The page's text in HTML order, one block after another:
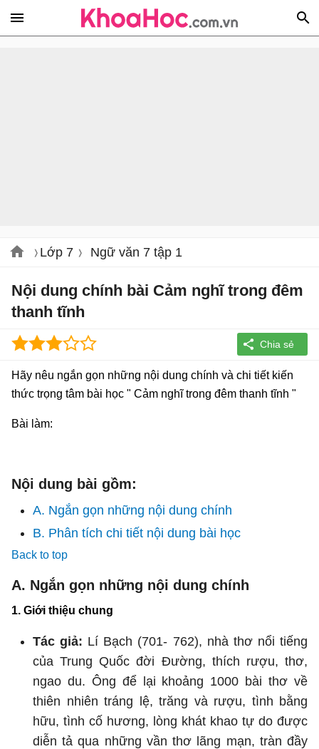
Lớp 7 Ngữ văn 7 tập 1
Nội dung chính bài Cảm nghĩ trong đêm
thanh tĩnh
Hãy nêu ngắn gọn những nội dung chính và chi tiết kiến
thức trọng tâm bài học " Cảm nghĩ trong đêm thanh tĩnh "
Bài làm:
Nội dung bài gồm:
A. Ngắn gọn những nội dung chính
B. Phân tích chi tiết nội dung bài học
Back to top
A. Ngắn gọn những nội dung chính
1. Giới thiệu chung
Tác giả: Lí Bạch (701- 762), nhà thơ nổi tiếng
của Trung Quốc đời Đường, thích rượu, thơ,
ngao du. Ông để lại khoảng 1000 bài thơ về
thiên nhiên tráng lệ, trăng và rượu, tình bằng
hữu, tình cố hương, lòng khát khao tự do được
diễn tả qua những vần thơ lãng mạn, tràn đầy